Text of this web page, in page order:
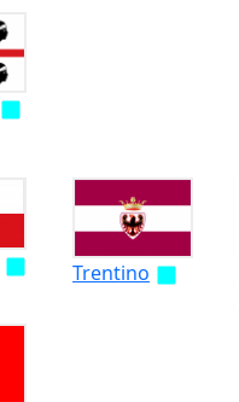
Trentino